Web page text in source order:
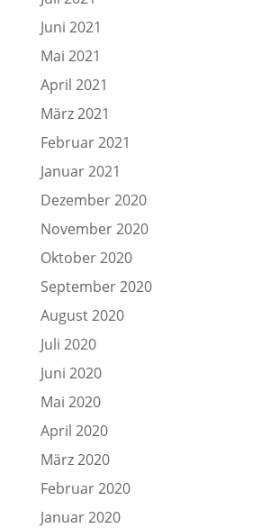
Juni 2021
Mai 2021
April 2021
März 2021
Februar 2021
Januar 2021
Dezember 2020
November 2020
Oktober 2020
September 2020
August 2020
Juli 2020
Juni 2020
Mai 2020
April 2020
März 2020
Februar 2020
Januar 2020